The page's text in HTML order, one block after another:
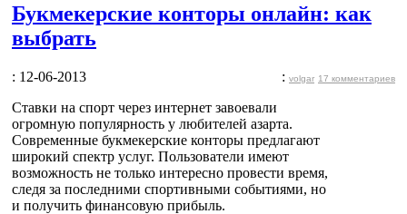
Букмекерские конторы онлайн: как
выбрать
: 12-06-2013 : volgar 17 комментариев
Ставки на спорт через интернет завоевали
огромную популярность у любителей азарта.
Современные букмекерские конторы предлагают
широкий спектр услуг. Пользователи имеют
возможность не только интересно провести время,
следя за последними спортивными событиями, но
и получить финансовую прибыль.